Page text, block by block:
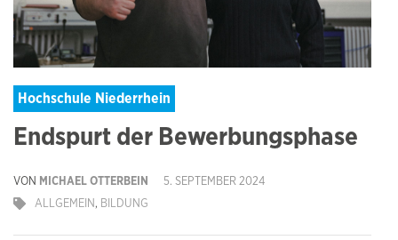
Hochschule Niederrhein
Endspurt der Bewerbungsphase
VON MICHAEL OTTERBEIN
5. SEPTEMBER 2024
ALLGEMEIN, BILDUNG